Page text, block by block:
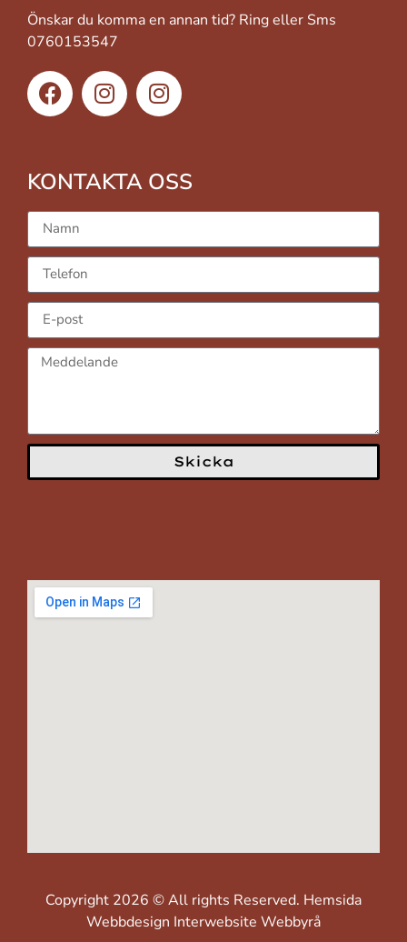
Önskar du komma en annan tid? Ring eller Sms
0760153547
KONTAKTA OSS
Skicka
Copyright 2026 © All rights Reserved. Hemsida
Webbdesign Interwebsite Webbyrå